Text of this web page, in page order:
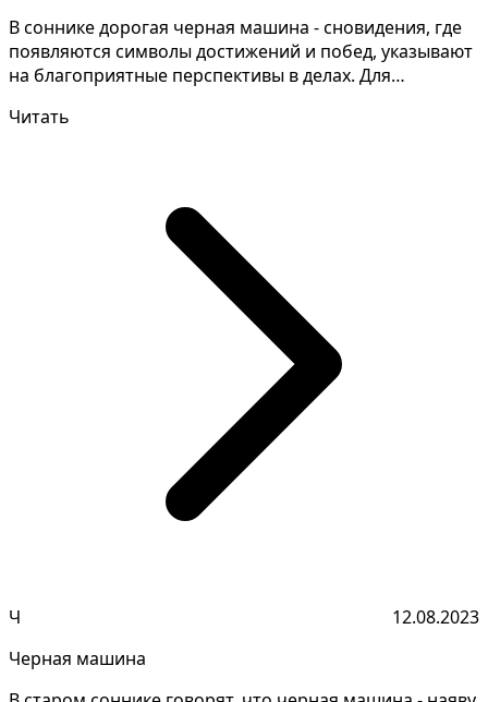
В соннике дорогая черная машина - сновидения, где
появляются символы достижений и побед, указывают
на благоприятные перспективы в делах. Для
Читать
Ч
12.08.2023
Черная машина